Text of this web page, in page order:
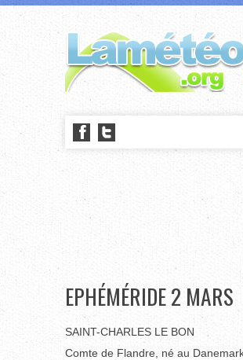
EPHÉMÉRIDE 2 MARS
SAINT-CHARLES LE BON
Comte de Flandre, né au